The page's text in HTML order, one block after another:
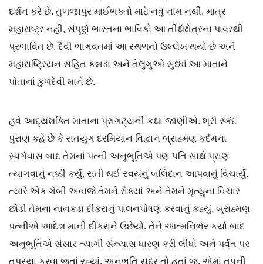
દર્શન કરે છે. તુળજાપુર માઈભક્તો માટે નવું નામ નથી. માત્ર
મહારાષ્ટ્ર નહીં, સંપૂર્ણ ભારતના ભાવિકો આ તીર્થક્ષેત્રના પાવરથી
પ્રભાવિત છે. દૈવી ભાગવતમાં આ સ્થળનો ઉલ્લેખ થયો છે અને
મહારાષ્ટ્રિયન સહિત કન્નડા અને તેલુગુઓ સુધ્ધાં આ માતાને
પોતાનાં કુળદેવી માને છે.
હવે આદ્યશક્તિ માતાના પ્રાગટ્યની કથા જાણીએ. શ્રી સ્કંદ
પુરાણ કહે છે કે સતયુગ દરમિયાન વિદ્વાન બ્રાહ્મણ કર્દમના
સ્વર્ગવાસ બાદ તેમનાં પત્ની અનુભૂતિએ પણ પતિ સાથે પ્રાણ
ત્યાગવાનું નક્કી કર્યું, સતી થઈ સ્વયંનું બલિદાન આપવાનું વિચાર્યું.
ત્યારે એક ગેબી અવાજે તેમને રોક્યાં અને તેમને મૃત્યુના વિચાર
છોડી તેમના નાનકડા દીકરાનું પાલનપોષણ કરવાનું કહ્યું. બ્રાહ્મણ
પત્નીએ આદેશ માની દીકરાને ઉછેર્યો. તેને આત્મનિર્ભર કર્યા બાદ
અનુભૂતિએ સંસાર ત્યાગી સંન્યાસ ધારણ કરી લીધો અને પર્વત પર
તપસ્યા કરવા જતાં રહ્યાં. અનુભૂતિ સુંદર તો હતાં જ, એમાં તપની